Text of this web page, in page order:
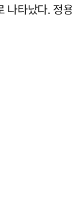
타났다. 정